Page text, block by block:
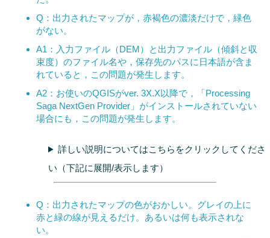
Q：出力されたマップが，赤褐色の濃淡だけで，緑色
がない。
A1：入力ファイル（DEM）と出力ファイル（傾斜と収
束度）のファイル名や，保存先のパスに日本語が含ま
れていると，この問題が発生します。
A2：お使いのQGISがver. 3X.X以降で，「Processing
Saga NextGen Provider」がインストールされていない
場合にも，この問題が発生します。
詳しい説明についてはこちらをクリックしてくださ
い（下記に展開/表示します）
Q：出力されたマップの色がおかしい。グレイの上に
赤と緑の線が見えるだけ。あるいは何も表示されな
い。